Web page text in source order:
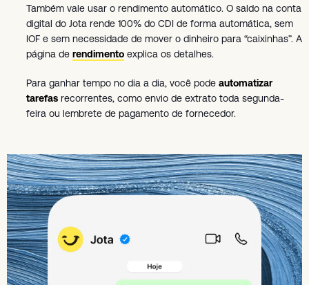
Também vale usar o rendimento automático. O saldo na conta
digital do Jota rende 100% do CDI de forma automática, sem
IOF e sem necessidade de mover o dinheiro para “caixinhas”. A
página de rendimento explica os detalhes.
Para ganhar tempo no dia a dia, você pode automatizar
tarefas recorrentes, como envio de extrato toda segunda-
feira ou lembrete de pagamento de fornecedor.